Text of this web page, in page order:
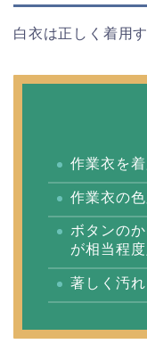
白衣は正しく着用
作業衣を
作業衣の
ボタンの
が相当程
著しく汚